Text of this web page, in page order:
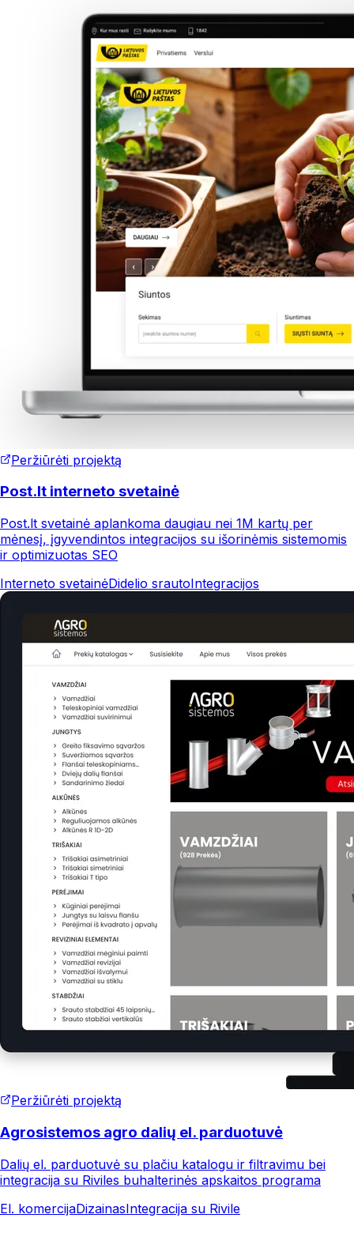
Peržiūrėti projektą
Post.lt interneto svetainė
Post.lt svetainė aplankoma daugiau nei 1M kartų per
mėnesį, įgyvendintos integracijos su išorinėmis sistemomis
ir optimizuotas SEO
Interneto svetainėDidelio srautoIntegracijos
Peržiūrėti projektą
Agrosistemos agro dalių el. parduotuvė
Dalių el. parduotuvė su plačiu katalogu ir filtravimu bei
integracija su Riviles buhalterinės apskaitos programa
El. komercijaDizainasIntegracija su Rivile